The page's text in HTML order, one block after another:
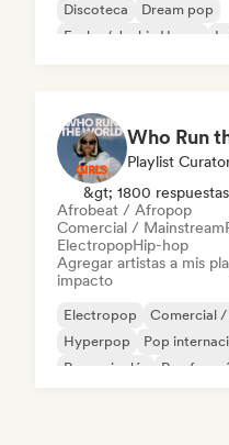
Discoteca
Dream pop
Funky / Jackin House
Playlist
&gt; 1800
Afrobeat / Afropop
Comercial / Mainstream
ElectropopHip-hop
Agregar artistas a mis
impacto
Electropop
Comercial
Hyperpop
Pop
Rap en inglés
Rap francés